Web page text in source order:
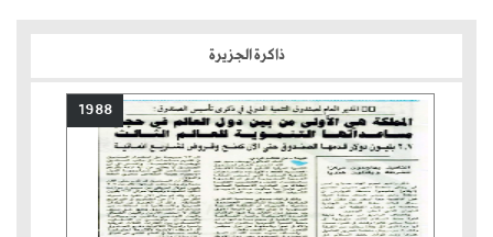
ذاكرة الجزيرة
1988